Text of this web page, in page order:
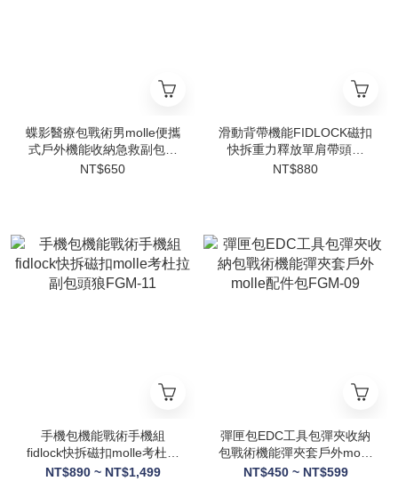
蝶影醫療包戰術男molle便攜
式戶外機能收納急救副包迷
你頭狼FGM-04
NT$650
滑動背帶機能FIDLOCK磁扣
快拆重力釋放單肩帶頭狼
BGM-04
NT$880
手機包機能戰術手機組
fidlock快拆磁扣molle考杜拉
副包頭狼FGM-11
NT$890 ~ NT$1,499
彈匣包EDC工具包彈夾收納
包戰術機能彈夾套戶外molle
配件包FGM-09
NT$450 ~ NT$599